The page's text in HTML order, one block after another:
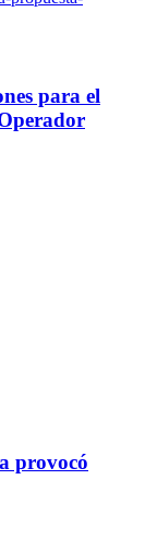
para el
provocó